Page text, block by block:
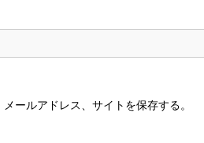
ールアドレス、サイトを保存する。